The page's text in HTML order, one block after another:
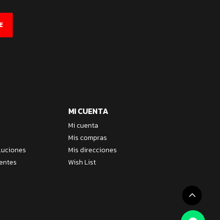
MI CUENTA
Mi cuenta
Mis compras
Mis direcciones
Wish List